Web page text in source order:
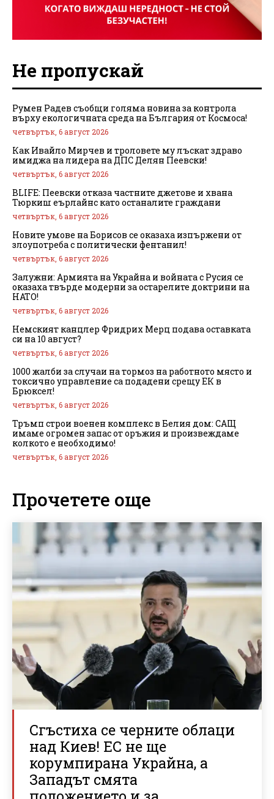
Не пропускай
Румен Радев съобщи голяма новина за контрола
върху екологичната среда на България от Космоса!
четвъртък, 6 август 2026
Как Ивайло Мирчев и троловете му лъскат здраво
имиджа на лидера на ДПС Делян Пеевски!
четвъртък, 6 август 2026
BLIFE: Пеевски отказа частните джетове и хвана
Тюркиш еърлайнс като останалите граждани
четвъртък, 6 август 2026
Новите умове на Борисов се оказаха изпържени от
злоупотреба с политически фентанил!
четвъртък, 6 август 2026
Залужни: Армията на Украйна и войната с Русия се
оказаха твърде модерни за остарелите доктрини на
НАТО!
четвъртък, 6 август 2026
Немският канцлер Фридрих Мерц подава оставката
си на 10 август?
четвъртък, 6 август 2026
1000 жалби за случаи на тормоз на работното място и
токсично управление са подадени срещу ЕК в
Брюксел!
четвъртък, 6 август 2026
Тръмп строи военен комплекс в Белия дом: САЩ
имаме огромен запас от оръжия и произвеждаме
колкото е необходимо!
четвъртък, 6 август 2026
Прочетете още
Сгъстиха се черните облаци
над Киев! ЕС не ще
корумпирана Украйна, а
Западът смята